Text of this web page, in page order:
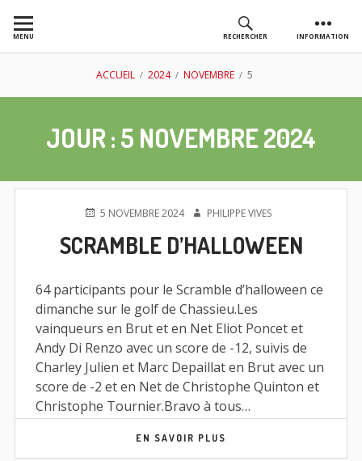
auMENU RECHERCHER INFORMATION
AS GOLF
CHASSIEU
ACCUEIL 2024 NOVEMBRE 5
JOUR :5 NOVEMBRE 2024
PUBLIÉ5 NOVEMBRE 2024 AUTEURPHILIPPE VIVES
SCRAMBLE D’HALLOWEEN
64 participants pour le Scramble d’halloween ce
dimanche sur le golf de Chassieu.Les
vainqueurs en Brut et en Net Eliot Poncet et
Andy Di Renzo avec un score de -12, suivis de
Charley Julien et Marc Depaillat en Brut avec un
score de -2 et en Net de Christophe Quinton et
Christophe Tournier.Bravo à tous…
EN SAVOIR PLUS